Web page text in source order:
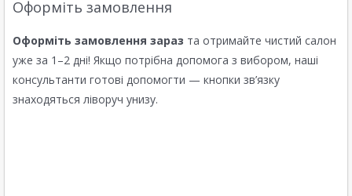
Оформіть замовлення
Оформіть замовлення зараз та отримайте чистий салон
уже за 1–2 дні! Якщо потрібна допомога з вибором, наші
консультанти готові допомогти — кнопки зв’язку
знаходяться ліворуч унизу.